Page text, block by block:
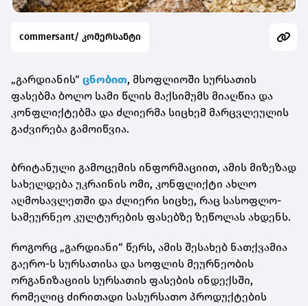
commersant/ კომერსანტი
„გარდიანის“ ცნობით, მსოფლიოში სურსათის
ფასებმა ბოლო სამი წლის მაქსიმუმს მიაღწია და
კონფლიქტებმა და ძლიერმა სიცხემ მარცვლეულის
გაძვირება გამოიწვია.
ბრიტანული გამოცემის ინფორმაციით, ამის მიზეზად
სახელდება უკრაინის ომი, კონფლიქტი ახლო
აღმოსავლეთში და ძლიერი სიცხე, რაც სასოფლო-
სამეურნეო კულტურების ფასებზე ზეწოლას ახდენს.
როგორც „გარდიანი“ წერს, ამის შესახებ ნათქვამია
გაერო-ს სურსათისა და სოფლის მეურნეობის
ორგანიზაციის სურსათის ფასების ინდექსში,
რომელიც ძირითადი სასურსათო პროდუქტების